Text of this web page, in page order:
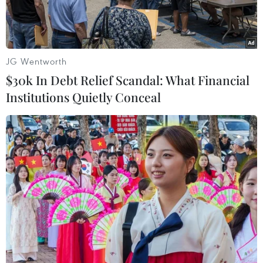
kêu gọi các nước bảovệ các nhà báo trong các
hoạt động nghiệp vụ báo chí và trừng phạt các
hành độngbạo lực chống nhà báo, thúc đẩy bình
đẳng giới trong lĩnh vực thông tin báo chívà
Trong báo cáo về an toàn của các nhà báo và
nguy cơ các hành động xâm hại nhàbáo không
bị trừng phạt, Tổng Giám đốc UNESCO Irina
Bokova nêu bật nhu cầu bứcxúc về các hành
động bạo lực nhằm vào nhà báo đang tác
nghiệp mà không bị trừngphạt khiến tội phạm
này có xu hướng gia tăng. Trong 245 vụ nhà báo
bị giết hạimà bà đã chính thức lên án và yêu
cầu những nước có liên quan xử lý từ năm2006-
2009, chỉ có 101 vụ được các nước phản hồi và
JG Wentworth
$30k In Debt Relief Scandal: What Financial
Institutions Quietly Conceal